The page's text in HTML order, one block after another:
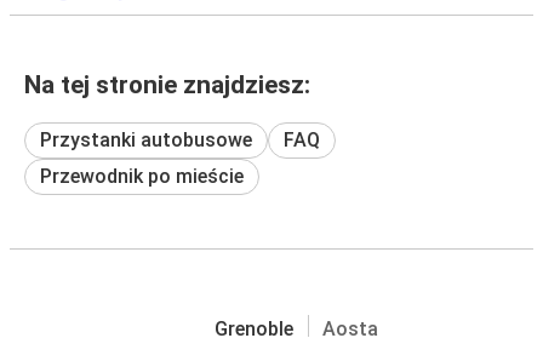
Na tej stronie znajdziesz:
Przystanki autobusowe
FAQ
Przewodnik po mieście
Grenoble Aosta